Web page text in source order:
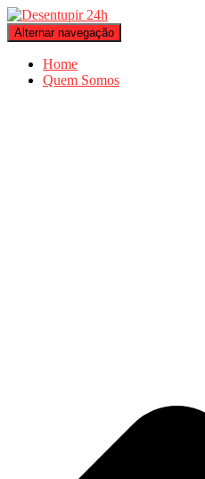
Alternar navegação
Home
Quem Somos